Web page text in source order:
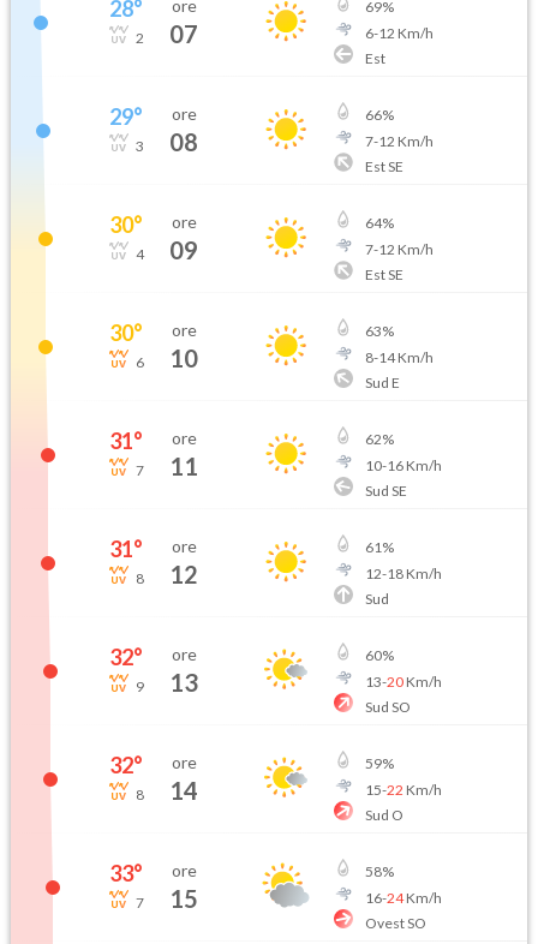
28°
2
ore
07
69%
6-12 Km/h
Est
29°
3
ore
08
66%
7-12 Km/h
Est SE
30°
4
ore
09
64%
7-12 Km/h
Est SE
30°
6
ore
10
63%
8-14Km/h
Sud E
31°
7
ore
11
62%
10-16Km/h
Sud SE
31°
8
ore
12
61%
12-18Km/h
Sud
32°
9
ore
13
60%
13-20Km/h
Sud SO
32°
8
ore
14
59%
15-22 Km/h
Sud O
33°
7
ore
15
58%
16-24Km/h
Ovest SO